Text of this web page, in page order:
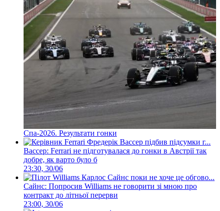
Спа-2026. Результати гонки
Вассер: Ferrari не підготувалася до гонки в Австрії так
добре, як варто було б
23:30, 30/06
Сайнс: Попросив Williams не говорити зі мною про
контракт до літньої перерви
23:00, 30/06